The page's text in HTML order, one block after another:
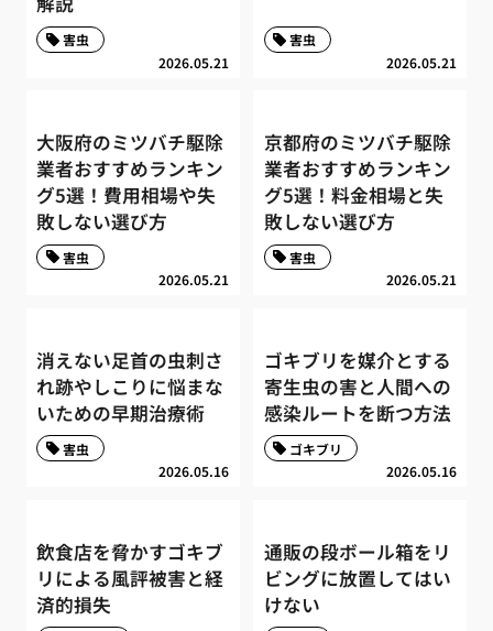
2026.05.21
害虫
2026.05.21
害虫
大阪府のミツバチ駆除
業者おすすめランキン
グ5選！費用相場や失
敗しない選び方
2026.05.21
害虫
京都府のミツバチ駆除
業者おすすめランキン
グ5選！料金相場と失
敗しない選び方
2026.05.21
害虫
消えない足首の虫刺さ
れ跡やしこりに悩まな
いための早期治療術
2026.05.16
害虫
ゴキブリを媒介とする
寄生虫の害と人間への
感染ルートを断つ方法
2026.05.16
ゴキブリ
飲食店を脅かすゴキブ
リによる風評被害と経
済的損失
通販の段ボール箱をリ
ビングに放置してはい
けない